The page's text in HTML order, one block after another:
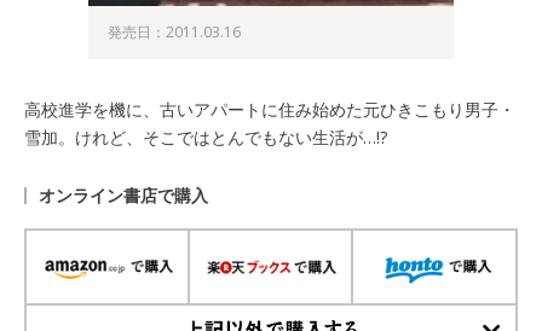
発売日：2011.03.16
高校進学を機に、古いアパートに住み始めた元ひきこもり男子・
雪加。けれど、そこではとんでもない生活が…!?
オンライン書店で購入